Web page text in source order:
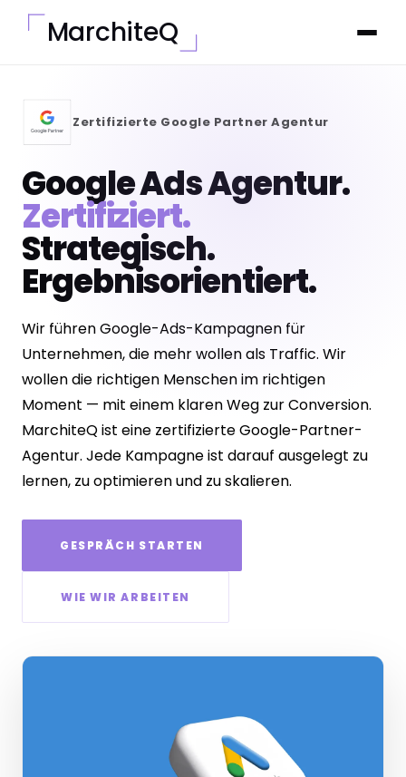
MarchiteQ
Zertifizierte Google Partner Agentur
Google Ads Agentur.
Zertifiziert.
Strategisch.
Ergebnisorientiert.
Wir führen Google-Ads-Kampagnen für
Unternehmen, die mehr wollen als Traffic. Wir
wollen die richtigen Menschen im richtigen
Moment — mit einem klaren Weg zur Conversion.
MarchiteQ ist eine zertifizierte Google-Partner-
Agentur. Jede Kampagne ist darauf ausgelegt zu
lernen, zu optimieren und zu skalieren.
GESPRÄCH STARTEN
WIE WIR ARBEITEN